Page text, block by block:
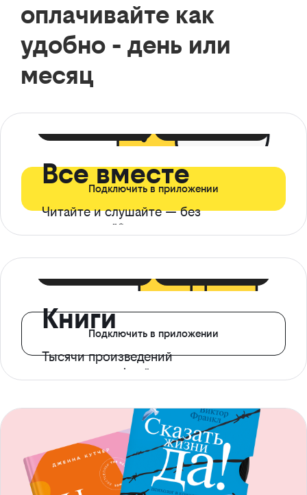
оплачивайте как
удобно - день или
месяц
Все вместе
Читайте и слушайте — без
ограничений*
Подключить в приложении
Книги
Тысячи произведений
с доступом офлайн
Подключить в приложении